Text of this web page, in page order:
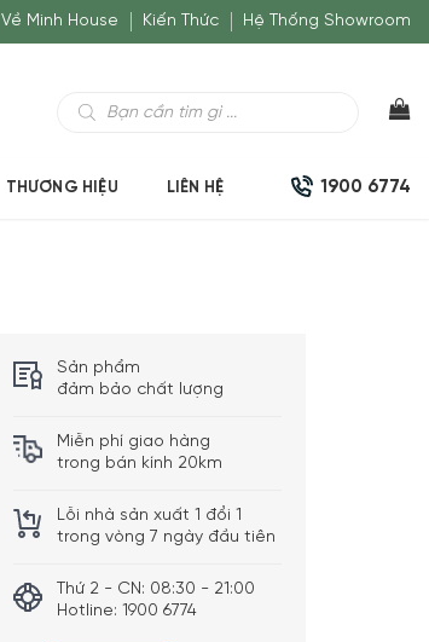
Về Minh House Kiến Thức Hệ Thống Showroom
kiếm
THƯƠNG HIỆU LIÊN HỆ 1900 6774
Sản phẩm
đảm bảo chất lượng
Miễn phí giao hàng
trong bán kính 20km
Lỗi nhà sản xuất 1 đổi 1
trong vòng 7 ngày đầu tiên
Thứ 2 - CN: 08:30 - 21:00
Hotline: 1900 6774